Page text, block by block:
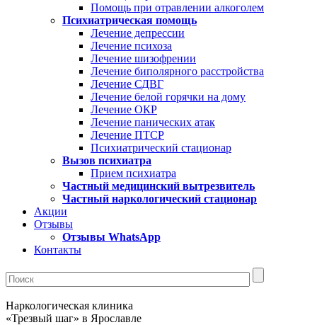
Помощь при отравлении алкоголем
Психиатрическая помощь
Лечение депрессии
Лечение психоза
Лечение шизофрении
Лечение биполярного расстройства
Лечение СДВГ
Лечение белой горячки на дому
Лечение ОКР
Лечение панических атак
Лечение ПТСР
Психиатрический стационар
Вызов психиатра
Прием психиатра
Частный медицинский вытрезвитель
Частный наркологический стационар
Акции
Отзывы
Отзывы WhatsApp
Контакты
Наркологическая клиника
«Трезвый шаг» в Ярославле